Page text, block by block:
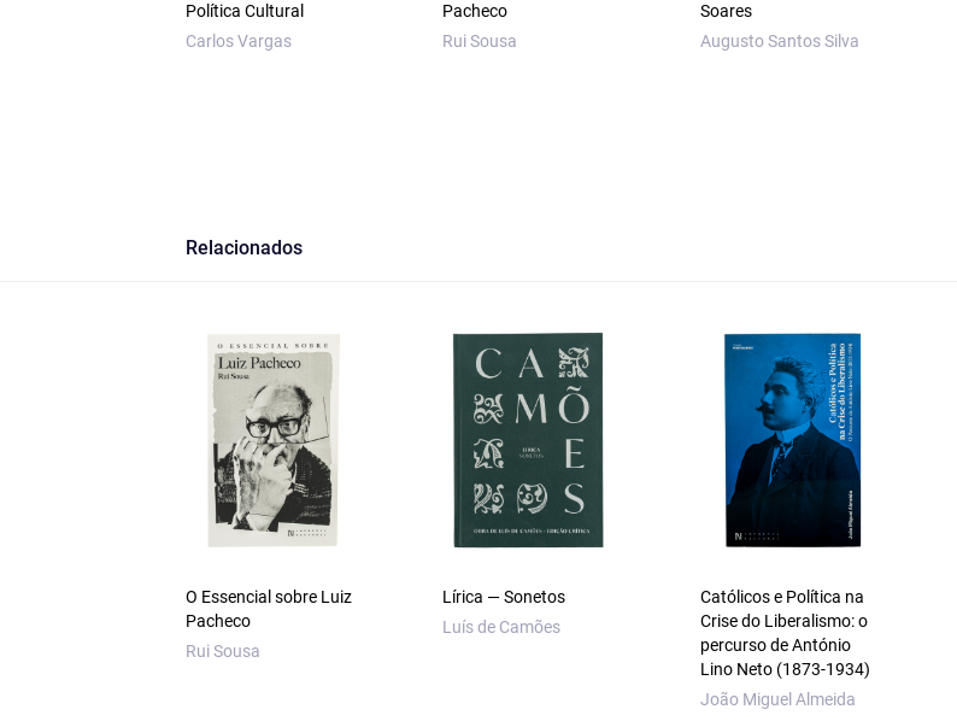
Política Cultural
Carlos Vargas
Pacheco
Rui Sousa
Soares
Augusto Santos Silva
Relacionados
O Essencial sobre Luiz
Pacheco
Rui Sousa
Lírica — Sonetos
Luís de Camões
Católicos e Política na
Crise do Liberalismo: o
percurso de António
Lino Neto (1873‑1934)
João Miguel Almeida